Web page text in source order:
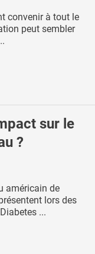
convenir à tout le
peut sembler
sur le
?
américain de
lors des
...